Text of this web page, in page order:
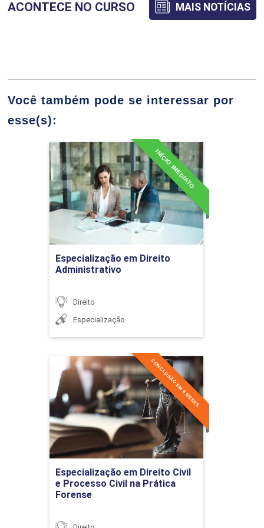
GESTÃO DE ESCRITÓRIOS
Gestão estratégica
Análise do Lucro-Alvo e do
Ponto de Equilíbrio
Plano de marketing digital
ARGUMENTAÇÃO E PERSUASÃO
JURÍDICA: TEORIA E PRÁTICA
Teoria da argumentação
jurídica
ACONTECE NO CURSO MAIS NOTÍCIAS
Você também pode se interessar por
esse(s):
Especialização em Direito
Administrativo
INÍCIO IMEDIATO
Direito
Especialização
Especialização em Direito
Administrativo
Detalhes do curso
Especialização em Direito Civil
e Processo Civil na Prática
Forense
CONCLUSÃO EM 6 MESES
Especialização em Direito
Civil e Processo Civil na
Prática Forense
Detalhes do curso